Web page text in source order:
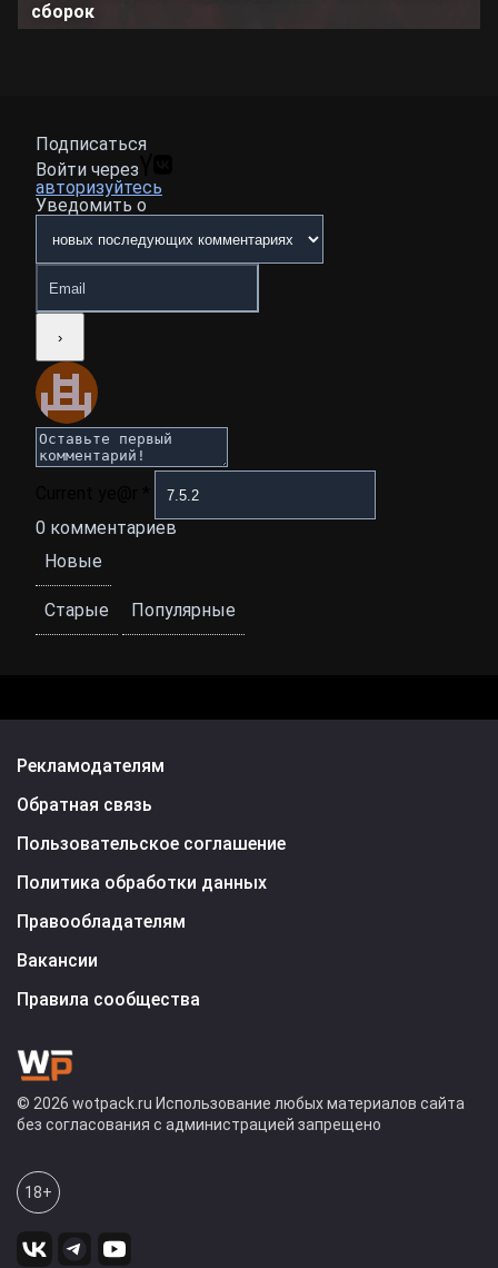
сборок
Подписаться
Войти через
авторизуйтесь
Уведомить о
0 комментариев
Новые
Старые Популярные
Рекламодателям
Обратная связь
Пользовательское соглашение
Политика обработки данных
Правообладателям
Вакансии
Правила сообщества
© 2026 wotpack.ru Использование любых материалов сайта
без согласования с администрацией запрещено
18+